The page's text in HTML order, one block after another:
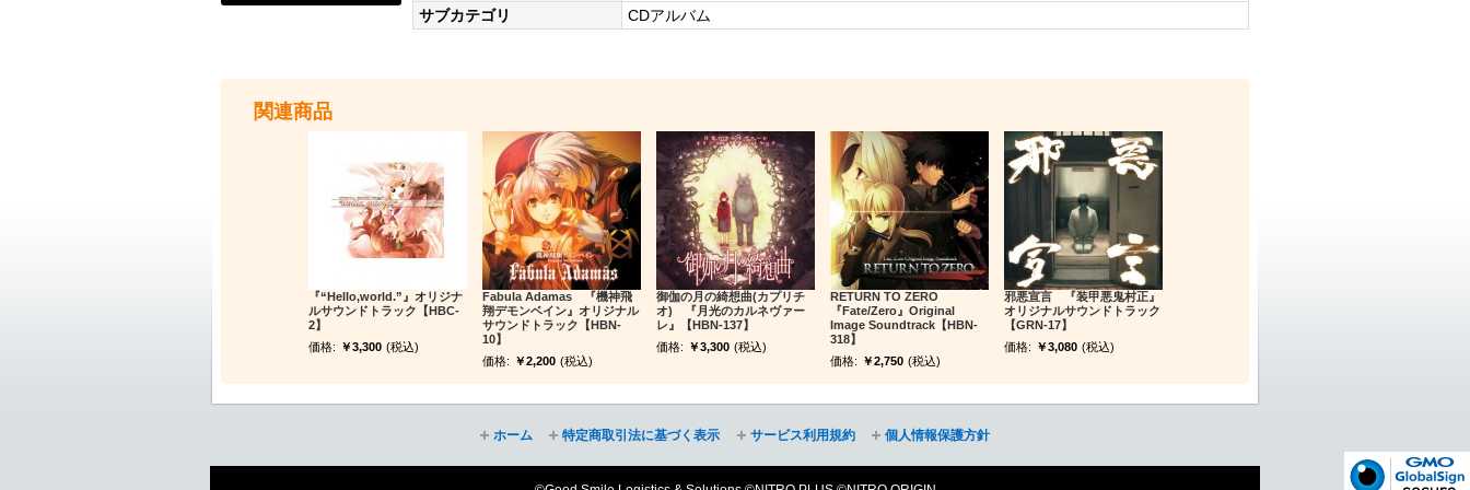
サブカテゴリ CDアルバム
関連商品
『“Hello,world.”』オリジナ
ルサウンドトラック【HBC-
2】
価格: ￥3,300 (税込)
Fabula Adamas 『機神飛
翔デモンベイン』オリジナル
サウンドトラック【HBN-
10】
価格: ￥2,200 (税込)
御伽の月の綺想曲(カプリチ
オ) 『月光のカルネヴァー
レ』【HBN-137】
価格: ￥3,300 (税込)
RETURN TO ZERO
『Fate/Zero』Original
Image Soundtrack【HBN-
318】
価格: ￥2,750 (税込)
邪悪宣言 『装甲悪鬼村正』
オリジナルサウンドトラック
【GRN-17】
価格: ￥3,080 (税込)
ホーム 特定商取引法に基づく表示 サービス利用規約 個人情報保護方針